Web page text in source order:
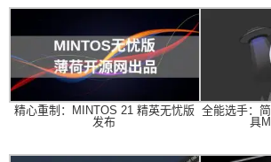
精心重制：MINTOS 21 精英无忧版
发布
全能选手：
具